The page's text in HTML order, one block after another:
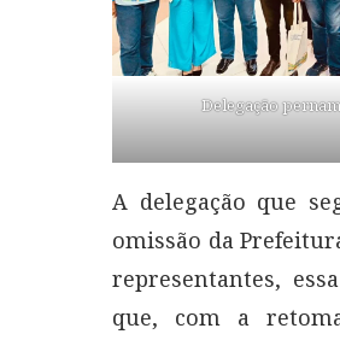
Delegação
A delegação que
omissão da
representantes,
que, com a